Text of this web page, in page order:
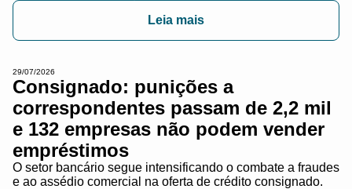
Leia mais
29/07/2026
Consignado: punições a
correspondentes passam de 2,2 mil
e 132 empresas não podem vender
empréstimos
O setor bancário segue intensificando o combate a fraudes
e ao assédio comercial na oferta de crédito consignado.